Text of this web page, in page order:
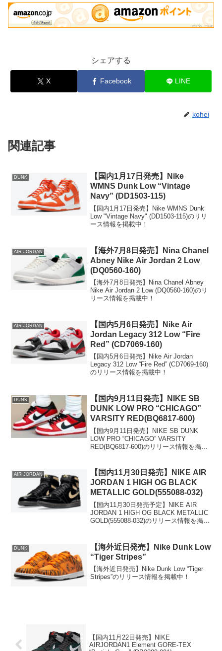
シェアする
X Facebook LINE
kohei
関連記事
DUNK
【国内1月17日発売】Nike
WMNS Dunk Low “Vintage
Navy” (DD1503-115)
【国内1月17日発売】Nike WMNS Dunk
Low "Vintage Navy" (DD1503-115)のリリ
ース情報を掲載中！
AIR JORDAN
【海外7月8日発売】Nina Chanel
Abney Nike Air Jordan 2 Low
(DQ0560-160)
【海外7月8日発売】Nina Chanel Abney
Nike Air Jordan 2 Low (DQ0560-160)のリ
リース情報を掲載中！
AIR JORDAN
【国内5月6日発売】Nike Air
Jordan Legacy 312 Low “Fire
Red” (CD7069-160)
【国内5月6日発売】Nike Air Jordan
Legacy 312 Low “Fire Red” (CD7069-160)
のリリース情報を掲載中！
DUNK
【国内9月11日発売】NIKE SB
DUNK LOW PRO “CHICAGO”
VARSITY RED(BQ6817-600)
【国内9月11日発売】NIKE SB DUNK
LOW PRO “CHICAGO” VARSITY
RED(BQ6817-600)のリリース情報を掲載
AIR JORDAN
【国内11月30日発売】NIKE AIR
JORDAN 1 HIGH OG BLACK
METALLIC GOLD(555088-032)
【国内11月30日発売予定】NIKE AIR
JORDAN 1 HIGH OG BLACK METALLIC
GOLD(555088-032)のリリース情報を掲載
DUNK
【海外近日発売】Nike Dunk Low
“Tiger Stripes”
【海外近日発売】Nike Dunk Low “Tiger
Stripes”のリリース情報を掲載中！
【国内11月22日発売】NIKE
AIRJORDAN1 Element GORE-TEX